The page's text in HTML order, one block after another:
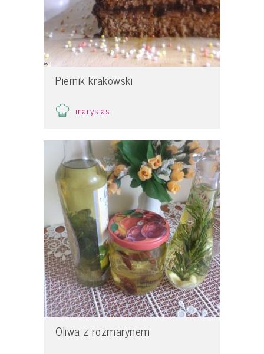
Piernik krakowski
marysias
Oliwa z rozmarynem